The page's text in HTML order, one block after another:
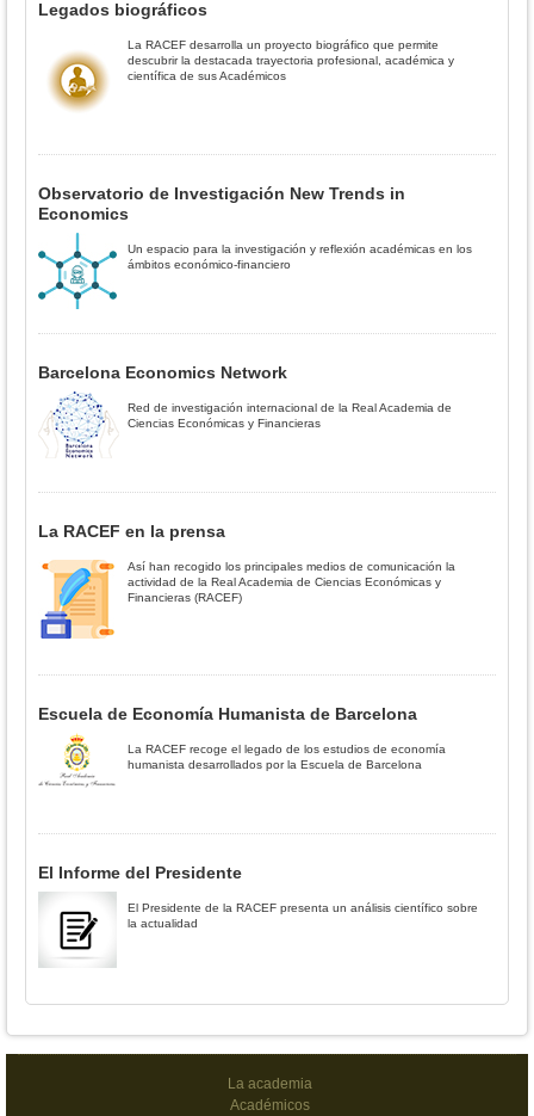
Legados biográficos
La RACEF desarrolla un proyecto biográfico que permite
descubrir la destacada trayectoria profesional, académica y
científica de sus Académicos
Observatorio de Investigación New Trends in
Economics
Un espacio para la investigación y reflexión académicas en los
ámbitos económico-financiero
Barcelona Economics Network
Red de investigación internacional de la Real Academia de
Ciencias Económicas y Financieras
La RACEF en la prensa
Así han recogido los principales medios de comunicación la
actividad de la Real Academia de Ciencias Económicas y
Financieras (RACEF)
Escuela de Economía Humanista de Barcelona
La RACEF recoge el legado de los estudios de economía
humanista desarrollados por la Escuela de Barcelona
El Informe del Presidente
El Presidente de la RACEF presenta un análisis científico sobre
la actualidad
La academia
Académicos